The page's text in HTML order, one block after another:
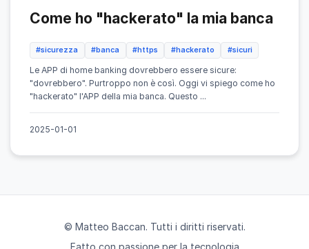
Come ho "hackerato" la mia banca
#sicurezza #banca #https #hackerato #sicuri
Le APP di home banking dovrebbero essere sicure:
"dovrebbero". Purtroppo non è così. Oggi vi spiego come ho
"hackerato" l'APP della mia banca. Questo ...
2025-01-01
© Matteo Baccan. Tutti i diritti riservati.
Fatto con passione per la tecnologia